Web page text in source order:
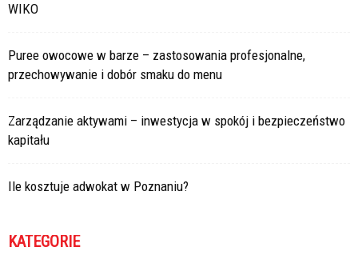
WIKO
Puree owocowe w barze – zastosowania profesjonalne,
przechowywanie i dobór smaku do menu
Zarządzanie aktywami – inwestycja w spokój i bezpieczeństwo
kapitału
Ile kosztuje adwokat w Poznaniu?
KATEGORIE